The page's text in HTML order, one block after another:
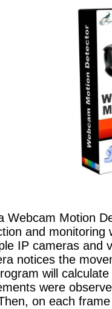
Webcam Motion
and monitoring
IP cameras and
notices the
will
were
on each